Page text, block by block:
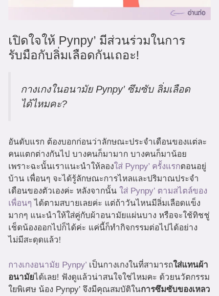
เปิดใจให้ Pynpy’ มีส่วนร่วมในการ
รับมือกับลิ่มเลือดกันเถอะ!
กางเกงในอนามัย Pynpy’ ซึมซับ ลิ่มเลือด
ได้ไหมคะ?
อันดับแรก ต้องบอกก่อนว่าลักษณะประจำเดือนของแต่ละ
คนแตกต่างกันไป บางคนก็มามาก บางคนก็มาน้อย
เพราะฉะนั้นเราแนะนำให้ลองใส่ Pynpy’ ครั้งแรกตอนอยู่
บ้าน เพื่อนๆ จะได้รู้ลักษณะการไหลและปริมาณประจำ
เดือนของตัวเองค่ะ หลังจากนั้น ใส่ Pynpy’ ตามสไตล์ของ
เพื่อนๆ ได้ตามสบายเลยค่ะ แต่ถ้าวันไหนมีลิ่มเลือดแข็ง
มากๆ แนะนำให้ใส่คู่กับผ้าอนามัยแผ่นบาง หรือจะใช้ทิชชู่
เช็ดน้องออกไปก็ได้ค่ะ แค่นี้ก็ทำกิจกรรมต่อไปได้อย่าง
ไม่มีสะดุดแล้ว!
กางเกงอนามัย Pynpy’ เป็นกางเกงในที่สามารถใส่แทนผ้า
อนามัยได้เลย! ฟังดูแล้วน่าสนใจใช่ไหมคะ ด้วยนวัตกรรม
ใยพิเศษ น้อง Pynpy’ จึงมีคุณสมบัติในการซึมซับของเหลว